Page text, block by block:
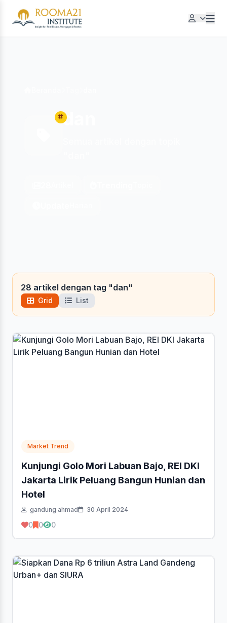
dan
28 artikel dengan tag "dan"
Grid List
Market Trend
Kunjungi Golo Mori Labuan Bajo, REI DKI
Jakarta Lirik Peluang Bangun Hunian dan
Hotel
gandung ahmad 30 April 2024
0 0 0